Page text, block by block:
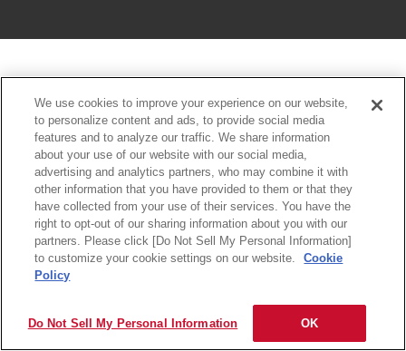
We use cookies to improve your experience on our website,
to personalize content and ads, to provide social media
features and to analyze our traffic. We share information
about your use of our website with our social media,
advertising and analytics partners, who may combine it with
other information that you have provided to them or that they
have collected from your use of their services. You have the
right to opt-out of our sharing information about you with our
partners. Please click [Do Not Sell My Personal Information]
to customize your cookie settings on our website.
Cookie
Policy
Do Not Sell My Personal Information OK